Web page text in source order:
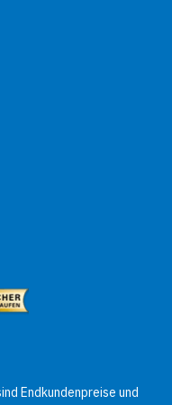
Endkundenpreise und